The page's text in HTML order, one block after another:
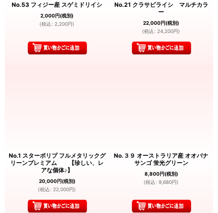
No.53 フィジー産 スゲミドリイシ
2,000円(税別)
(税込 : 2,200円)
No.21 クラサビライシ マルチカラ
ー
22,000円(税別)
(税込 : 24,200円)
No.1 スターポリプ フルメタリックグ
リーンプレミアム 【珍しい、レ
アな個体♪】
20,000円(税別)
(税込 : 22,000円)
No.３９ オーストラリア産 オオバナ
サンゴ 蛍光グリーン
8,800円(税別)
(税込 : 9,680円)